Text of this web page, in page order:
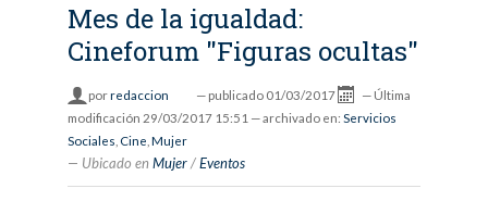
Mes de la igualdad:
Cineforum "Figuras ocultas"
porredaccion — publicado 01/03/2017 — Última
modificación 29/03/2017 15:51 — archivado en: Servicios
Sociales Cine Mujer
Ubicado en Mujer /Eventos